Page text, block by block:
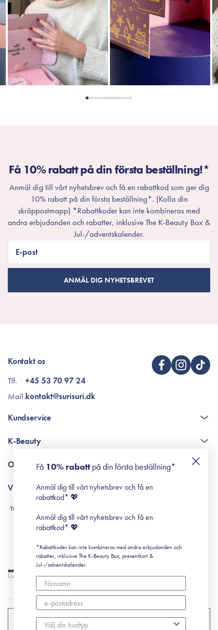
Få 10% rabatt på din första beställning!*
Anmäl dig till vårt nyhetsbrev och få en rabattkod som ger dig
10% rabatt på din första beställning*. (Kolla din
skräppostmapp) *Rabattkoder kan inte kombineras med
andra erbjudanden och rabatter, inklusive The K-Beauty Box &
Jul-/adventskalender.
E-post
ANMÄL DIG NYHETSBREVET
Kontakt os
Tlf.
Mail.
+45 53 70 97 24
kontakt@surisuri.dk
Kundservice
Poängshop - frågor och svar
K-Beauty
Retinol för nybörjare
Om Surisuri
Black Friday
Villkor
Leverans & Retur
Köpvillkor
Prenumerationsvillkor
Cookiepolicy
SVERIGE
Få 10% rabattpå din första beställning*
Anmäl dig till vårt nyhetsbrev och få en
rabattkod* 💖
Anmäl dig till vårt nyhetsbrev och få en
rabattkod* 💖
*Rabattkoder kan inte kombineras med andra erbjudanden och
rabatter, inklusive The K-Beauty Box, presentkort &
Jul-/adventskalender.